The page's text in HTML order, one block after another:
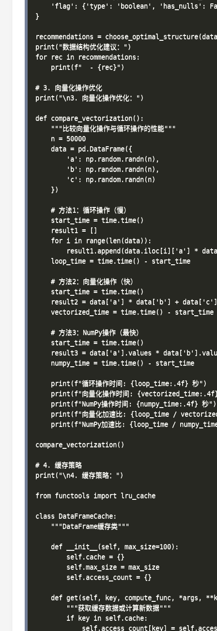
'flag': {'type': 'boolean', 'has_nulls':
}
recommendations =
print("数据结构优化建议：")
for rec in recommendations:
    print(f"  - {rec}")
# 3. 向量化操作优化
print("\n3. 向量化操作优化：")
def compare_vectorization():
    """比较向量化操作与循环操作的性能"""
    n = 50000
    data = pd.DataFrame({
        'a': np.random.randn(n),
        'b': np.random.randn(n),
        'c': np.random.randn(n)
    })
    # 方法1：循环操作（慢）
    start_time = time.time()
    result1 = []
    for i in range(len(data)):
result1.append(data.iloc[i]['a'] *
    loop_time = time.time() - start_time
    # 方法2：向量化操作（快）
    start_time = time.time()
    result2 = data['a'] * data['b'] + data['c']
    vectorized_time = time.time() - start_time
    # 方法3：NumPy操作（最快）
    start_time = time.time()
result3 = data['a'].values *
    numpy_time = time.time() - start_time
    print(f"循环操作时间: {loop_time:.4f} 秒")
print(f"向量化操作时间:
    print(f"NumPy操作时间: {numpy_time:.4f} 秒")
print(f"向量化加速比: {loop_time /
print(f"NumPy加速比: {loop_time /
compare_vectorization()
# 4. 缓存策略
print("\n4. 缓存策略：")
from functools import lru_cache
class DataFrameCache:
    """DataFrame缓存类"""
    def __init__(self, max_size=100):
        self.cache = {}
        self.max_size = max_size
        self.access_count = {}
def get(self, key, compute_func, *args,
        """获取缓存数据或计算新数据"""
        if key in self.cache:
self.access_count[key] =